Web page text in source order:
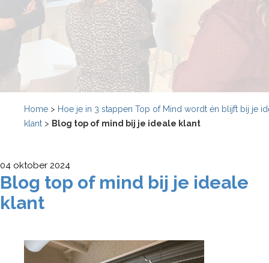
Home > Hoe je in 3 stappen Top of Mind wordt én blijft bij je
klant > Blog top of mind bij je ideale klant
04 oktober 2024
Blog top of mind bij je ideale
klant